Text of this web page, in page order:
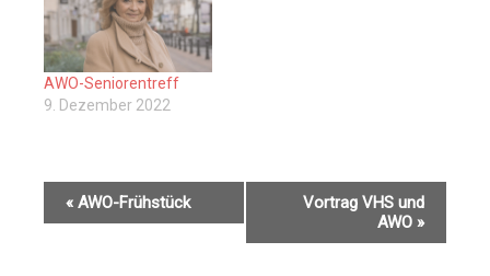
AWO-Seniorentreff
9. Dezember 2022
r
« AWO-Frühstück
Vortrag VHS und
AWO »